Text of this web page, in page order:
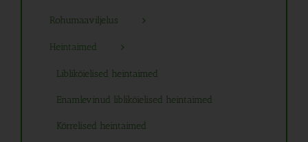
Rohumaaviljelus
Heintaimed
Liblikõielised heintaimed
Enamlevinud liblikõielised heintaimed
Kõrrelised heintaimed